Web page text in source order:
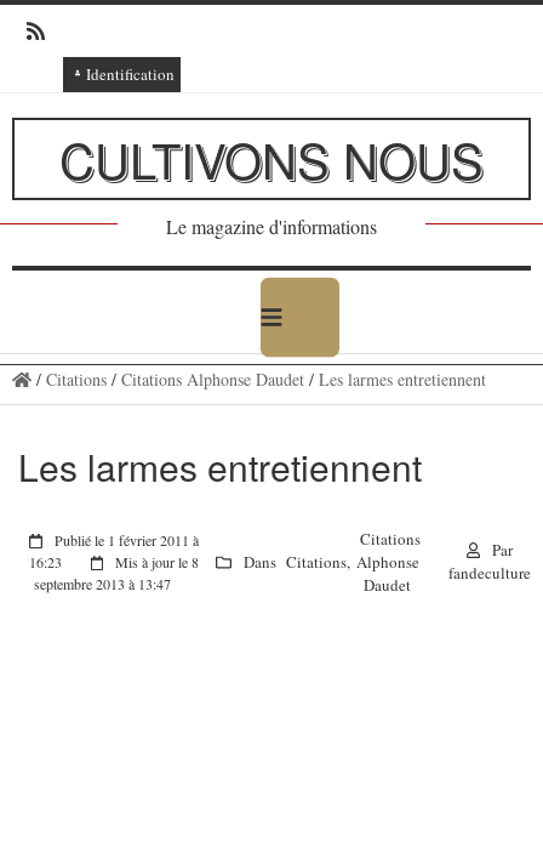
Identification
Connexion
Connexion via Facebook
Inscription
Ajout texte ou poème
CULTIVONS NOUS
Le magazine d'informations
/ Citations/ Citations Alphonse Daudet/ Les larmes entretiennent
Les larmes entretiennent
Publié le 1 février 2011 à
16:23
Mis à jour le 8
septembre 2013 à 13:47
Dans Citations,
Citations
Alphonse
Daudet
Par
fandeculture